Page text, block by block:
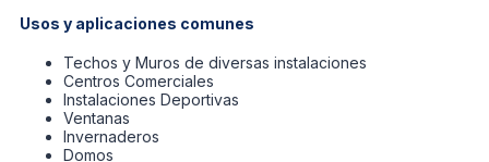
Usos y aplicaciones comunes
Techos y Muros de diversas instalaciones
Centros Comerciales
Instalaciones Deportivas
Ventanas
Invernaderos
Domos